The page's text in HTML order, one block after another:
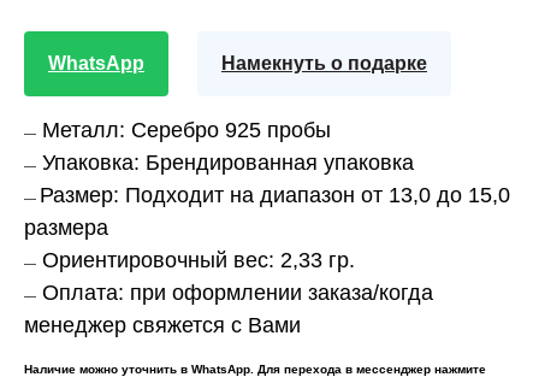
WhatsApp Намекнуть о подарке
— Металл: Серебро 925 пробы
— Упаковка: Брендированная упаковка
— Размер: Подходит на диапазон от 13,0 до 15,0
размера
— Ориентировочный вес: 2,33 гр.
— Оплата: при оформлении заказа/когда
менеджер свяжется с Вами
Наличие можно уточнить в WhatsApp. Для перехода в мессенджер нажмите